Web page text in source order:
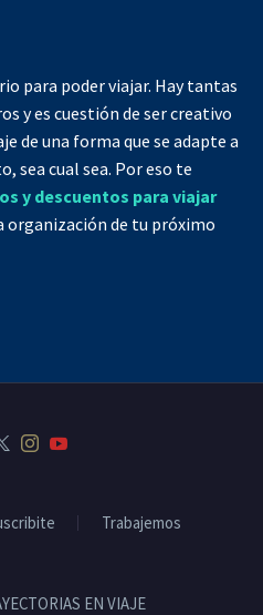
para poder viajar. Hay tantas
y es cuestión de ser creativo
de una forma que se adapte a
sea cual sea. Por eso te
y descuentos para viajar
organización de tu próximo
Trabajemos
EN VIAJE